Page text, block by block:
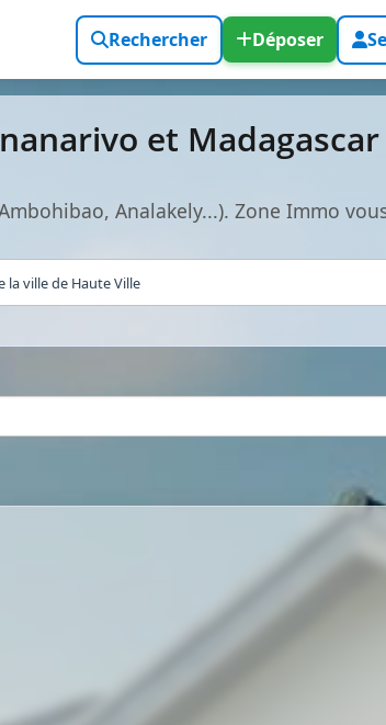
Rechercher Déposer
et Madagascar
Analakely...). Zone Immo
ville de Haute Ville